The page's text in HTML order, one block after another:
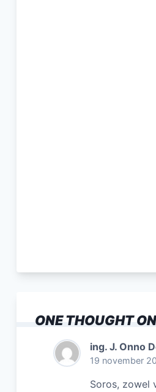
ONE THOUGHT
ing. J. Onno
19 november
Soros, zowel